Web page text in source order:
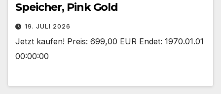
Speicher, Pink Gold
19. JULI 2026
Jetzt kaufen! Preis: 699,00 EUR Endet: 1970.01.01
00:00:00